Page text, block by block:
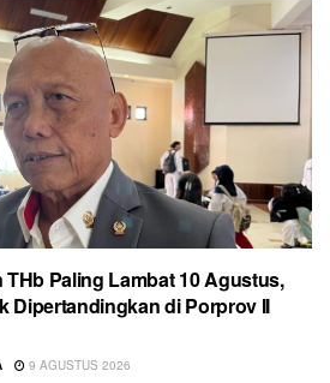
Paling Lambat 10 Agustus,
Dipertandingkan di Porprov II
9 AGUSTUS 2026